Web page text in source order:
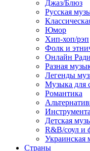
Джаз/Блюз
Русская
Юмор
Хип-хоп/рэп
Фолк и
Онлайн
Разная
Легенды
Музыка для
Романтика
Детская
R&B/cоул и
Украинская
Страны